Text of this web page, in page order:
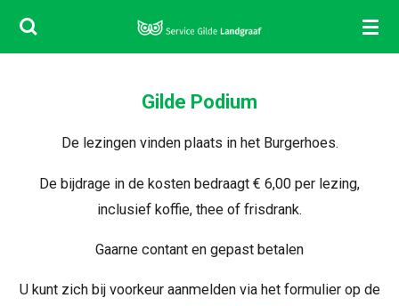
Ga
Gilde Podium
De lezingen vinden plaats in het Burgerhoes.
De bijdrage in de kosten bedraagt € 6,00 per lezing,
inclusief koffie, thee of frisdrank.
Gaarne contant en gepast betalen
U kunt zich bij voorkeur aanmelden via het formulier op de